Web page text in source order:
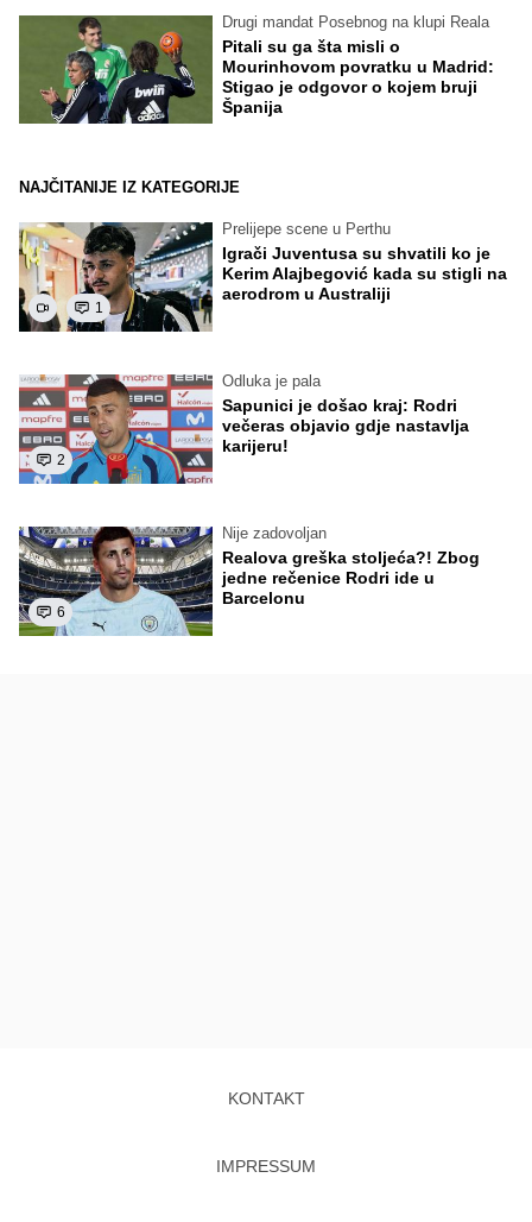
Drugi mandat Posebnog na klupi Reala
Pitali su ga šta misli o
Mourinhovom povratku u Madrid:
Stigao je odgovor o kojem bruji
Španija
NAJČITANIJE IZ KATEGORIJE
1
Prelijepe scene u Perthu
Igrači Juventusa su shvatili ko je
Kerim Alajbegović kada su stigli na
aerodrom u Australiji
2
Odluka je pala
Sapunici je došao kraj: Rodri
večeras objavio gdje nastavlja
karijeru!
6
Nije zadovoljan
Realova greška stoljeća?! Zbog
jedne rečenice Rodri ide u
Barcelonu
KONTAKT
IMPRESSUM